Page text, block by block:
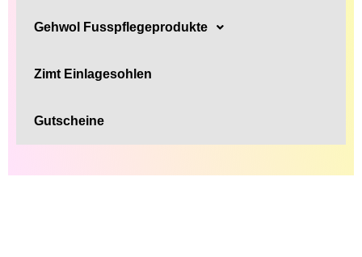
Gehwol Fusspflegeprodukte
Zimt Einlagesohlen
Gutscheine